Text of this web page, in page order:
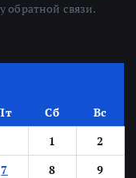
обратной связи.
Сб
Вс
1
2
7 8
9